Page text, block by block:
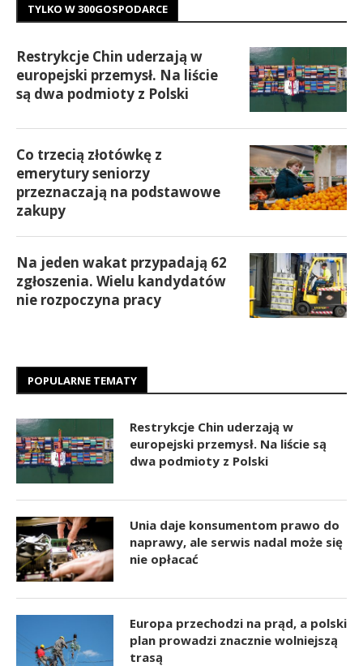
TYLKO W 300GOSPODARCE
Restrykcje Chin uderzają w
europejski przemysł. Na liście
są dwa podmioty z Polski
Co trzecią złotówkę z
emerytury seniorzy
przeznaczają na podstawowe
zakupy
Na jeden wakat przypadają 62
zgłoszenia. Wielu kandydatów
nie rozpoczyna pracy
POPULARNE TEMATY
Restrykcje Chin uderzają w
europejski przemysł. Na liście są
dwa podmioty z Polski
Unia daje konsumentom prawo do
naprawy, ale serwis nadal może się
nie opłacać
Europa przechodzi na prąd, a polski
plan prowadzi znacznie wolniejszą
trasą